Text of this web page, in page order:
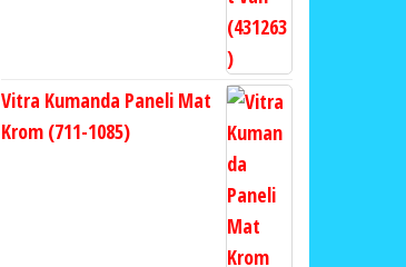
Vitra Kumanda Paneli Mat
Krom (711-1085)